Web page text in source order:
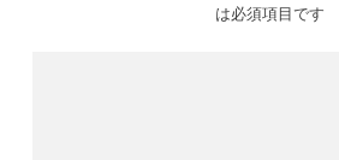
は必須項目です